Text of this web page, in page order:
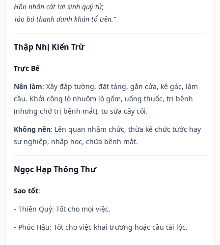
Hôn nhân cát lợi sinh quý tử,
Tảo bá thanh danh khán tổ tiên.”
Thập Nhị Kiến Trừ
Trực Bế
Nên làm: Xây đắp tường, đặt táng, gắn cửa, kê gác, làm
cầu. Khởi công lò nhuộm lò gốm, uống thuốc, trị bệnh
(nhưng chớ trị bệnh mắt), tu sửa cây cối.
Không nên: Lên quan nhậm chức, thừa kế chức tước hay
sự nghiệp, nhập học, chữa bệnh mắt.
Ngọc Hạp Thông Thư
Sao tốt:
- Thiên Quý: Tốt cho mọi việc.
- Phúc Hậu: Tốt cho việc khai trương hoặc cầu tài lộc.